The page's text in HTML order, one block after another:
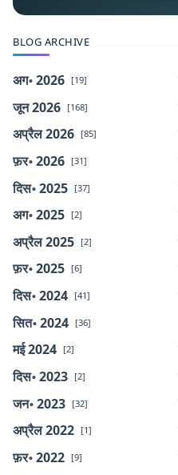
BLOG ARCHIVE
अग॰ 2026 [19]
जून 2026 [168]
अप्रैल 2026 [85]
फ़र॰ 2026 [31]
दिस॰ 2025 [37]
अग॰ 2025 [2]
अप्रैल 2025 [2]
फ़र॰ 2025 [6]
दिस॰ 2024 [41]
सित॰ 2024 [36]
मई 2024 [2]
दिस॰ 2023 [2]
जन॰ 2023 [32]
अप्रैल 2022 [1]
फ़र॰ 2022 [9]